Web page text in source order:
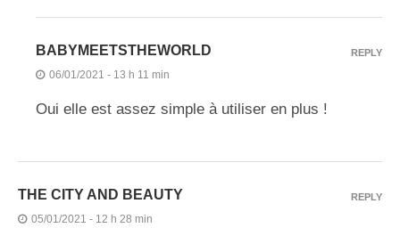
BABYMEETSTHEWORLD
06/01/2021 - 13 h 11 min
Oui elle est assez simple à utiliser en plus !
REPLY
THE CITY AND BEAUTY
05/01/2021 - 12 h 28 min
REPLY